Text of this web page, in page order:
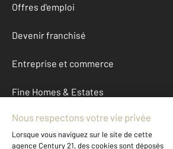
Offres d'emploi
Devenir franchisé
Entreprise et commerce
Fine Homes & Estates
À propos